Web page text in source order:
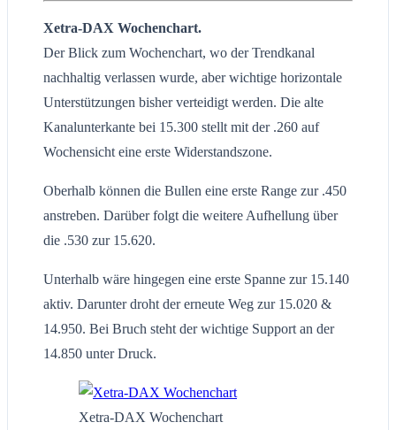
Xetra-DAX Wochenchart.
Der Blick zum Wochenchart, wo der Trendkanal
nachhaltig verlassen wurde, aber wichtige horizontale
Unterstützungen bisher verteidigt werden. Die alte
Kanalunterkante bei 15.300 stellt mit der .260 auf
Wochensicht eine erste Widerstandszone.
Oberhalb können die Bullen eine erste Range zur .450
anstreben. Darüber folgt die weitere Aufhellung über
die .530 zur 15.620.
Unterhalb wäre hingegen eine erste Spanne zur 15.140
aktiv. Darunter droht der erneute Weg zur 15.020 &
14.950. Bei Bruch steht der wichtige Support an der
14.850 unter Druck.
Xetra-DAX Wochenchart